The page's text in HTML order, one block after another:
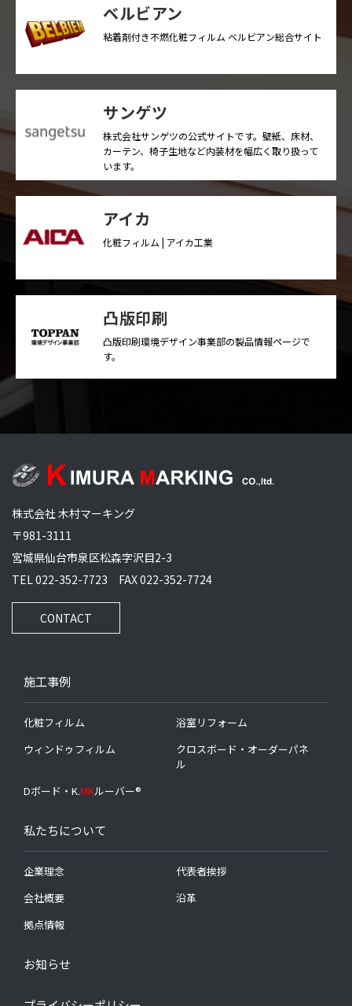
ベルビアン
粘着剤付き不燃化粧フィルム ベルビアン総合サイト
サンゲツ
株式会社サンゲツの公式サイトです。壁紙、床材、
カーテン、椅子生地など内装材を幅広く取り扱って
います。
アイカ
化粧フィルム | アイカ工業
凸版印刷
凸版印刷環境デザイン事業部の製品情報ページで
す。
株式会社 木村マーキング
〒981-3111
宮城県仙台市泉区松森字沢目2-3
TEL 022-352-7723 FAX 022-352-7724
CONTACT
施工事例
化粧フィルム
浴室リフォーム
ウィンドゥフィルム
クロスボード・オーダーパネ
ル
Dボード・K.MKルーバー®
私たちについて
企業理念
代表者挨拶
会社概要
沿革
拠点情報
お知らせ